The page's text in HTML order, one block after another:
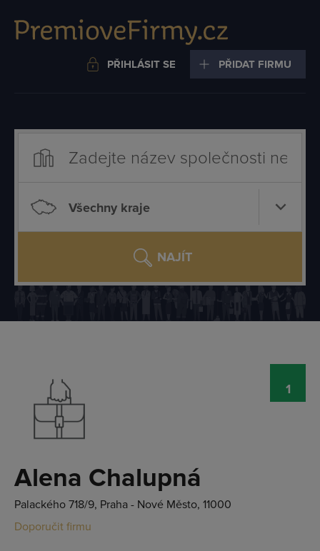
PŘIHLÁSIT SE PŘIDAT FIRMU
Všechny kraje
NAJÍT
Alena Chalupná
Palackého 718/9, Praha - Nové Město, 11000
Doporučit firmu
1